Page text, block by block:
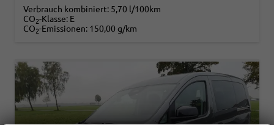
Verbrauch kombiniert: 5,70 l/100km
CO2-Klasse: E
CO2-Emissionen: 150,00 g/km